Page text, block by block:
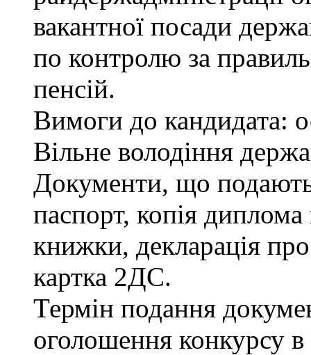
вакантної посади
по контролю за
пенсій.
Вимоги до кандидата:
Вільне володіння
Документи, що
паспорт, копія диплома
книжки, декларація
картка 2ДС.
Термін подання
оголошення конкурсу в